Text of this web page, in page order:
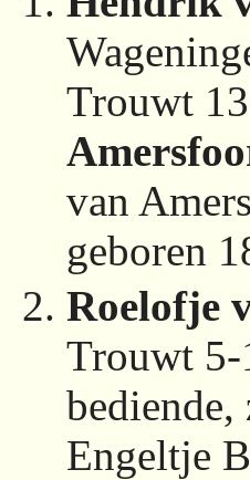
Trouwt
van
geboren
Roelofje
Trouwt
bediende,
Engeltje